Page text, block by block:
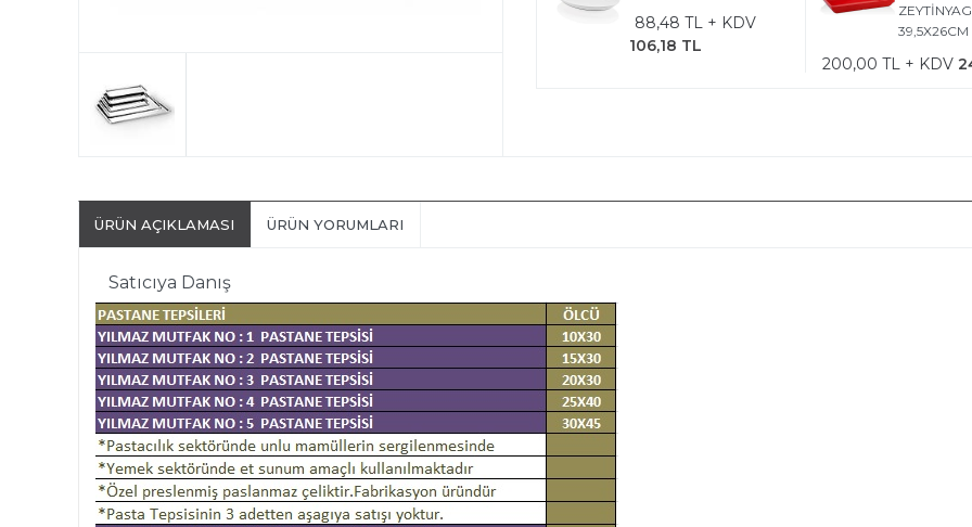
88,48 TL + KDV
106,18 TL
200,00 TL + KDV
ÜRÜN AÇIKLAMASI ÜRÜN YORUMLARI
Satıcıya Danış